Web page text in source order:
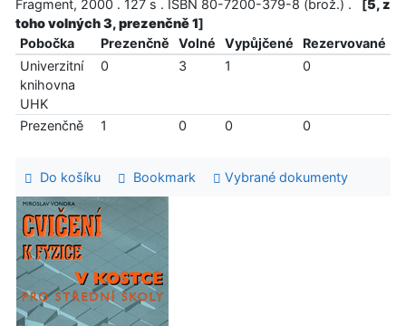
Fragment, 2000 . 127 s . ISBN 80-7200-379-8 (brož.) .
[5, z
toho volných 3, prezenčně 1]
Pobočka
Prezenčně Volné Vypůjčené
Rezervované
Univerzitní
knihovna
UHK
0 3 1 0
Prezenčně 1 0 0 0
Do košíku Bookmark Vybrané dokumenty